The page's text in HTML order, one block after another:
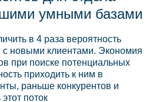
умными базами
в 4 раза вероятность
с новыми клиентами. Экономия
при поиске потенциальных
приходить к ним в
раньше конкурентов и
поток